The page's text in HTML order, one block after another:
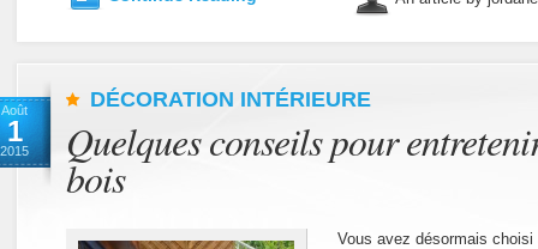
Août
1
2015
DÉCORATION INTÉRIEURE
Quelques conseils pour
bois
Vous avez désormais